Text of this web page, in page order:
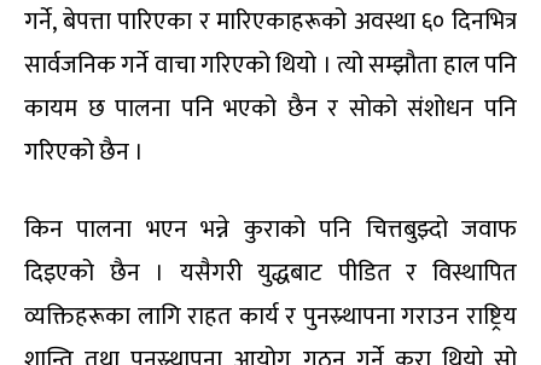
गर्ने, बेपत्ता पारिएका र मारिएकाहरूको अवस्था ६० दिनभित्र
सार्वजनिक गर्ने वाचा गरिएको थियो । त्यो सम्झौता हाल पनि
कायम छ पालना पनि भएको छैन र सोको संशोधन पनि
गरिएको छैन ।
किन पालना भएन भन्ने कुराको पनि चित्तबुझ्दो जवाफ
दिइएको छैन । यसैगरी युद्धबाट पीडित र विस्थापित
व्यक्तिहरूका लागि राहत कार्य र पुनस्र्थापना गराउन राष्ट्रिय